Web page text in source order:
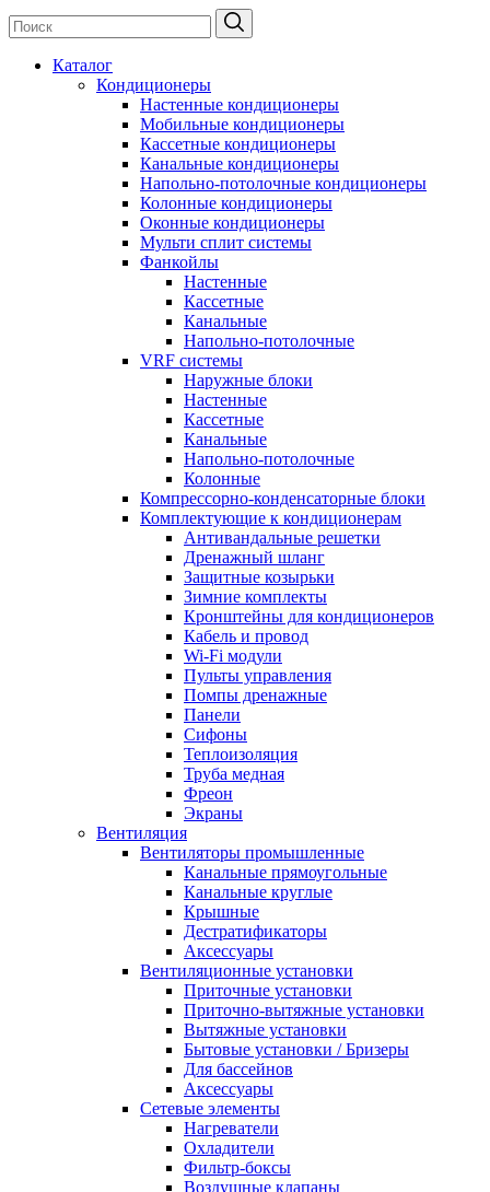
Каталог
Кондиционеры
Настенные кондиционеры
Мобильные кондиционеры
Кассетные кондиционеры
Канальные кондиционеры
Напольно-потолочные кондиционеры
Колонные кондиционеры
Оконные кондиционеры
Мульти сплит системы
Фанкойлы
Настенные
Кассетные
Канальные
Напольно-потолочные
VRF системы
Наружные блоки
Настенные
Кассетные
Канальные
Напольно-потолочные
Колонные
Компрессорно-конденсаторные блоки
Комплектующие к кондиционерам
Антивандальные решетки
Дренажный шланг
Защитные козырьки
Зимние комплекты
Кронштейны для кондиционеров
Кабель и провод
Wi-Fi модули
Пульты управления
Помпы дренажные
Панели
Сифоны
Теплоизоляция
Труба медная
Фреон
Экраны
Вентиляция
Вентиляторы промышленные
Канальные прямоугольные
Канальные круглые
Крышные
Дестратификаторы
Аксессуары
Вентиляционные установки
Приточные установки
Приточно-вытяжные установки
Вытяжные установки
Бытовые установки / Бризеры
Для бассейнов
Аксессуары
Сетевые элементы
Нагреватели
Охладители
Фильтр-боксы
Воздушные клапаны